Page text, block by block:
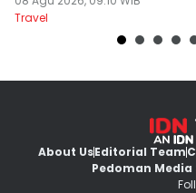
Travel
About UsEditorial Team
Pedoman Media